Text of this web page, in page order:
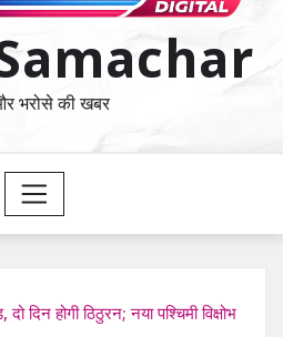
भरोसे की खबर
दिन होगी ठिठुरन; नया पश्चिमी विक्षोभ